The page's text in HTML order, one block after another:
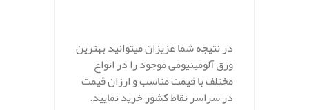
در نتیجه شما عزیزان میتوانید بهترین
ورق آلومینیومی موجود را در انواع
مختلف با قیمت مناسب و ارزان قیمت
در سراسر نقاط کشور خرید نمایید.